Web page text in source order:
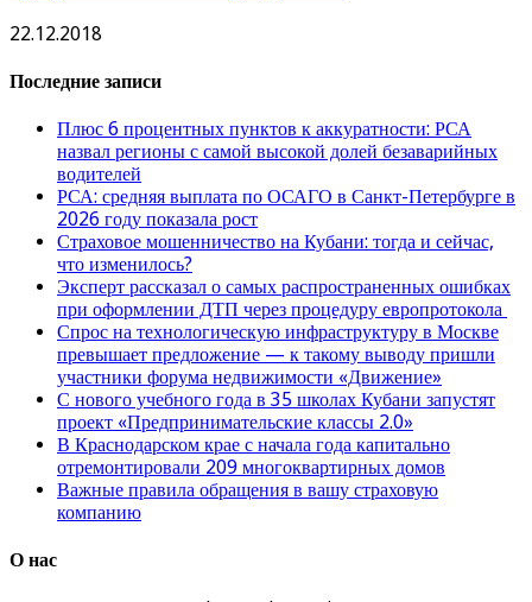
22.12.2018
Последние записи
Плюс 6 процентных пунктов к аккуратности: РСА
назвал регионы с самой высокой долей безаварийных
водителей
РСА: средняя выплата по ОСАГО в Санкт-Петербурге в
2026 году показала рост
Страховое мошенничество на Кубани: тогда и сейчас,
что изменилось?
Эксперт рассказал о самых распространенных ошибках
при оформлении ДТП через процедуру европротокола
Спрос на технологическую инфраструктуру в Москве
превышает предложение — к такому выводу пришли
участники форума недвижимости «Движение»
С нового учебного года в 35 школах Кубани запустят
проект «Предпринимательские классы 2.0»
В Краснодарском крае с начала года капитально
отремонтировали 209 многоквартирных домов
Важные правила обращения в вашу страховую
компанию
О нас